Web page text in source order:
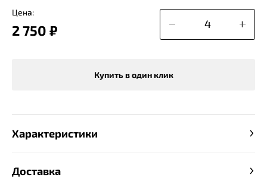
Цена:
2 750 ₽
Купить в один клик
Характеристики
Доставка